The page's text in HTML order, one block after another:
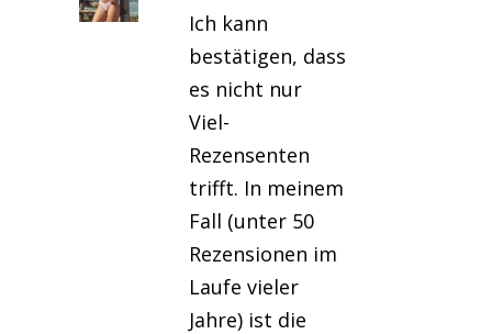
Ich kann
bestätigen, dass
es nicht nur
Viel-
Rezensenten
trifft. In meinem
Fall (unter 50
Rezensionen im
Laufe vieler
Jahre) ist die